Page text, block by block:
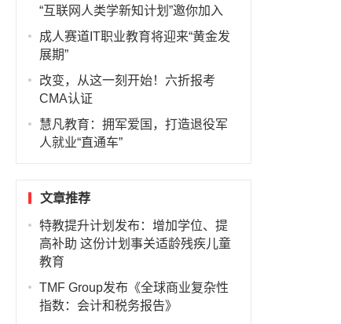
“互联网人类学新知计划”邀你加入
成人赛道IT职业教育将迎来“黄金发
展期”
改变，从这一刻开始！六折报考
CMA认证
慧凡教育：拥军爱国，打造退役军
人就业“直通车”
文章推荐
特教提升计划发布：增加学位、提
高补助 这份计划事关适龄残疾儿童
教育
TMF Group发布《全球商业复杂性
指数：会计和税务报告》